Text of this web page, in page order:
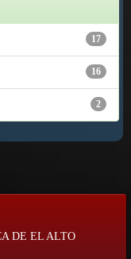
17
16
2
DE EL ALTO